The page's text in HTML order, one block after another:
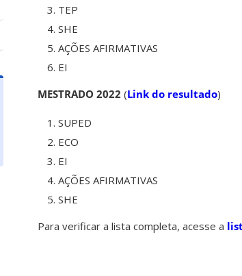
TEP
SHE
AÇÕES AFIRMATIVAS
EI
MESTRADO 2022 (Link do resultado)
SUPED
ECO
EI
AÇÕES AFIRMATIVAS
SHE
Para verificar a lista completa, acesse a